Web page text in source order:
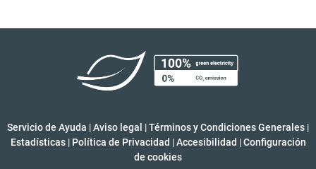
Servicio de Ayuda |Aviso legal |Términos y Condiciones Generales |
Estadísticas | Política de Privacidad | Accesibilidad | Configuración
de cookies